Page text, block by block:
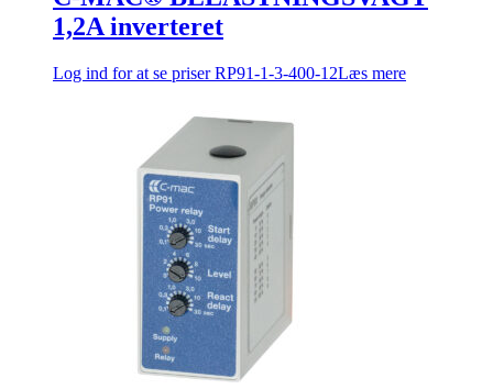
1,2A inverteret
Log ind for at se priserRP91-1-3-400-12Læs mere